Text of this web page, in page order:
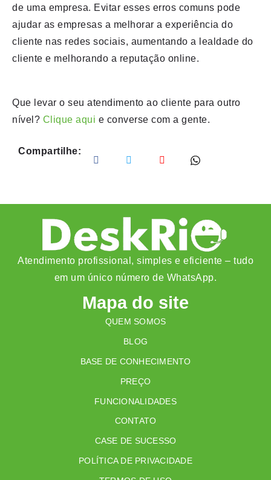
de uma empresa. Evitar esses erros comuns pode
ajudar as empresas a melhorar a experiência do
cliente nas redes sociais, aumentando a lealdade do
cliente e melhorando a reputação online.
Que levar o seu atendimento ao cliente para outro
nível? Clique aqui e converse com a gente.
Compartilhe:
Atendimento profissional, simples e eficiente – tudo
em um único número de WhatsApp.
Mapa do site
QUEM SOMOS
BLOG
BASE DE CONHECIMENTO
PREÇO
FUNCIONALIDADES
CONTATO
CASE DE SUCESSO
POLÍTICA DE PRIVACIDADE